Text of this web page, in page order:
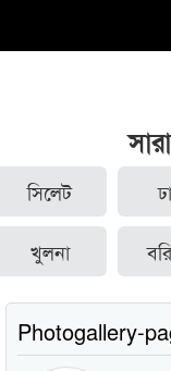
সিলেট
খুলনা
Photogallery-